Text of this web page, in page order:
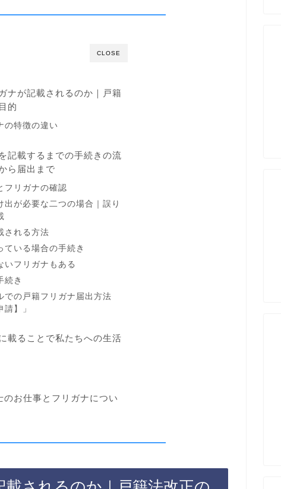
CLOSE
ナが記載されるのか｜戸籍
的
の特徴の違い
記載するまでの手続きの流
ら届出まで
フリガナの確認
出が必要な二つの場合｜誤り
される方法
ている場合の手続き
いフリガナもある
続き
での戸籍フリガナ届出方法
請】」
載ることで私たちへの生活
お仕事とフリガナについ